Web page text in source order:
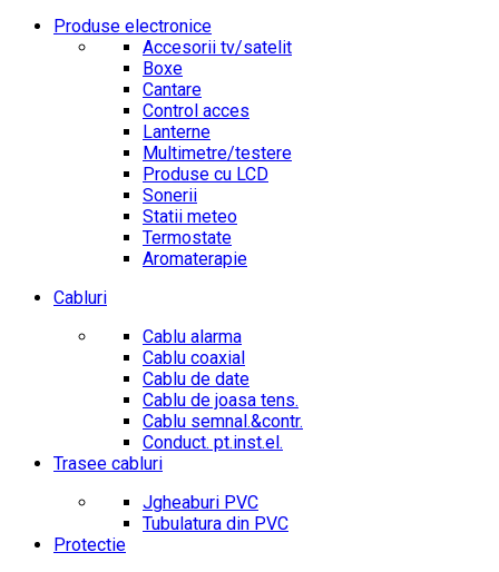
Produse electronice
Accesorii tv/satelit
Boxe
Cantare
Control acces
Lanterne
Multimetre/testere
Produse cu LCD
Sonerii
Statii meteo
Termostate
Aromaterapie
Cabluri
Cablu alarma
Cablu coaxial
Cablu de date
Cablu de joasa tens.
Cablu semnal.&contr.
Conduct. pt.inst.el.
Trasee cabluri
Jgheaburi PVC
Tubulatura din PVC
Protectie